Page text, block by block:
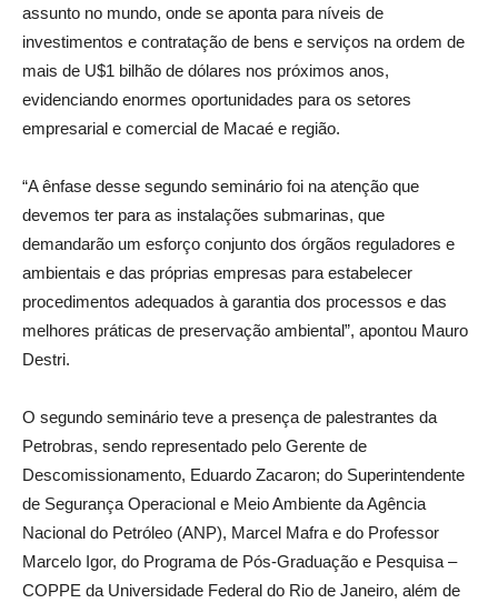
assunto no mundo, onde se aponta para níveis de
investimentos e contratação de bens e serviços na ordem de
mais de U$1 bilhão de dólares nos próximos anos,
evidenciando enormes oportunidades para os setores
empresarial e comercial de Macaé e região.
“A ênfase desse segundo seminário foi na atenção que
devemos ter para as instalações submarinas, que
demandarão um esforço conjunto dos órgãos reguladores e
ambientais e das próprias empresas para estabelecer
procedimentos adequados à garantia dos processos e das
melhores práticas de preservação ambiental”, apontou Mauro
Destri.
O segundo seminário teve a presença de palestrantes da
Petrobras, sendo representado pelo Gerente de
Descomissionamento, Eduardo Zacaron; do Superintendente
de Segurança Operacional e Meio Ambiente da Agência
Nacional do Petróleo (ANP), Marcel Mafra e do Professor
Marcelo Igor, do Programa de Pós-Graduação e Pesquisa –
COPPE da Universidade Federal do Rio de Janeiro, além de